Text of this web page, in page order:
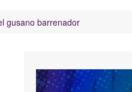
gusano barrenador